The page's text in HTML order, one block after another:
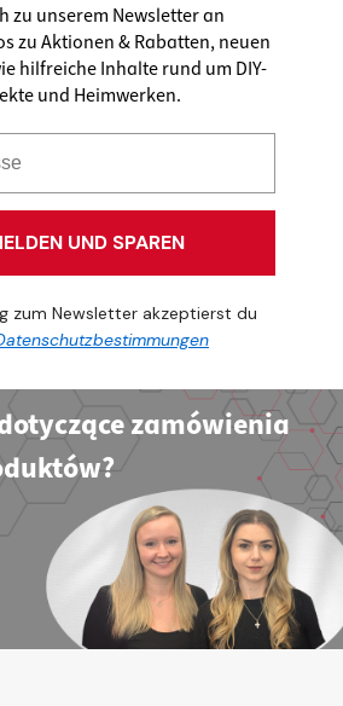
zu unserem Newsletter an
zu Aktionen & Rabatten, neuen
hilfreiche Inhalte rund um DIY-
und Heimwerken.
UND SPAREN
zum Newsletter akzeptierst du
zamówienia